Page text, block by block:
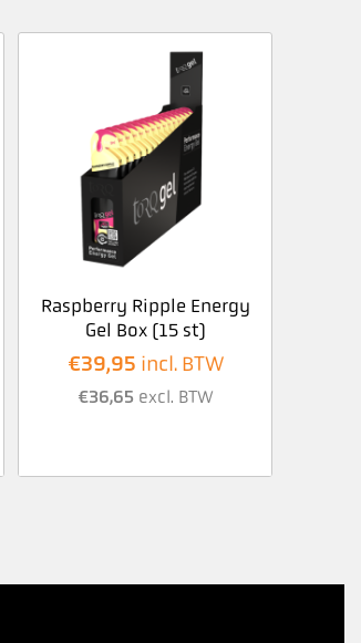
Raspberry Ripple Energy
Gel Box (15 st)
€39,95 incl. BTW
€36,65 excl. BTW